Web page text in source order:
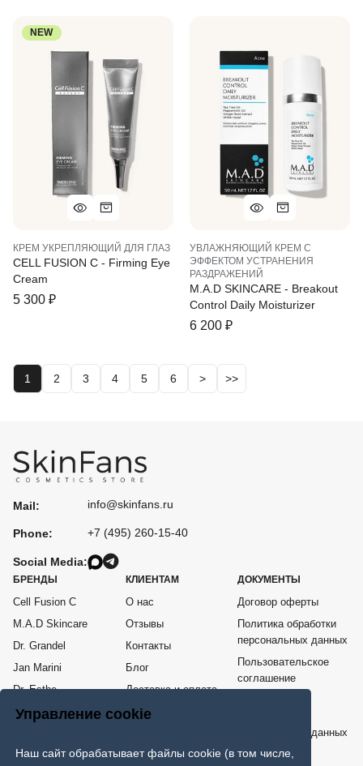
Управление cookie
Наш сайт обрабатывает файлы cookie (в том числе,
NEW
КРЕМ УКРЕПЛЯЮЩИЙ ДЛЯ ГЛАЗ
CELL FUSION C - Firming Eye
Cream
5 300 ₽
УВЛАЖНЯЮЩИЙ КРЕМ С
ЭФФЕКТОМ УСТРАНЕНИЯ
РАЗДРАЖЕНИЙ
M.A.D SKINCARE - Breakout
Control Daily Moisturizer
6 200 ₽
1 2 3 4 5 6 > >>
Mail:
Phone:
Social Media:
info@skinfans.ru
+7 (495) 260-15-40
БРЕНДЫ
Cell Fusion C
M.A.D Skincare
Dr. Grandel
Jan Marini
Dr. Esthe
Me Line
КЛИЕНТАМ
О нас
Отзывы
Контакты
Блог
Доставка и оплата
Возврат товара
ДОКУМЕНТЫ
Договор оферты
Политика обработки
персональных данных
Пользовательское
соглашение
персональных данных
Карта сайта